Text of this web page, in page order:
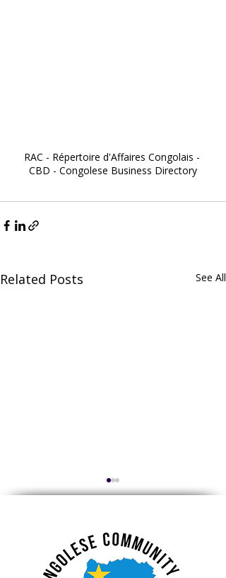
RAC - Répertoire d'Affaires Congolais -
CBD - Congolese Business Directory
Related Posts See All